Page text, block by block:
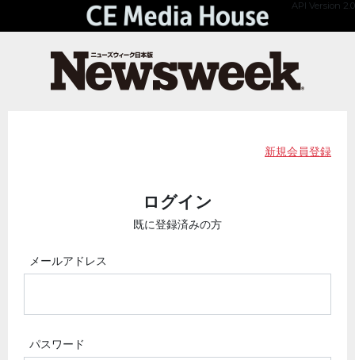
API Version 2.0
新規会員登録
ログイン
既に登録済みの方
メールアドレス
パスワード